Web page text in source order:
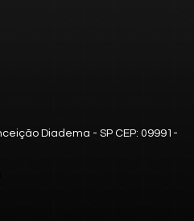
Diadema - SP CEP: 09991-